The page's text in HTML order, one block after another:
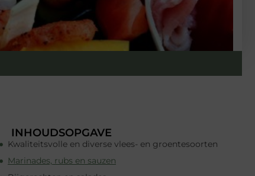
INHOUDSOPGAVE
Kwaliteitsvolle en diverse vlees- en groentesoorten
Marinades, rubs en sauzen